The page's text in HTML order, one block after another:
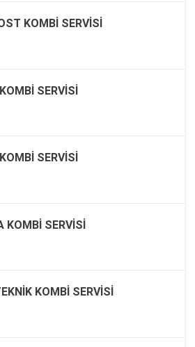
KOMBI SERVISI
SERVISI
SERVISI
KOMBI SERVISI
KOMBI SERVISI